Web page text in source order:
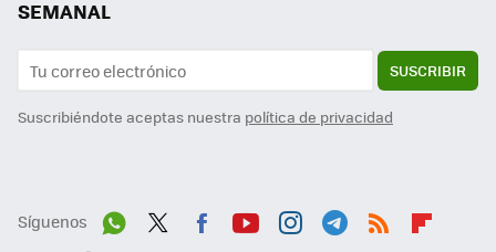
SEMANAL
SUSCRIBIR
Suscribiéndote aceptas nuestra política de privacidad
Síguenos